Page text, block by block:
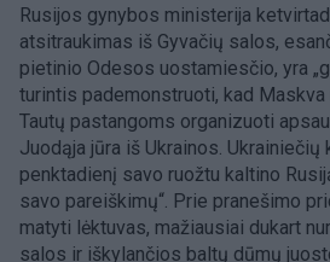
Rusijos gynybos ministerija
atsitraukimas iš Gyvačių salos,
pietinio Odesos uostamiesčio, yra
turintis pademonstruoti, kad
Tautų pastangoms organizuoti
Juodąja jūra iš Ukrainos. Ukrainiečių
penktadienį savo ruožtu kaltino
savo pareiškimų“. Prie pranešimo
matyti lėktuvas, mažiausiai dukart
salos ir iškylančios baltų dūmų